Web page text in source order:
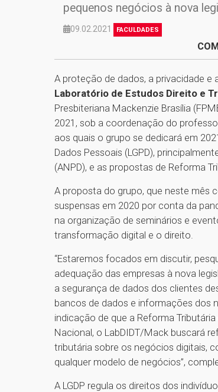
pequenos negócios à nova
09.02.2021 FACULDADES
A proteção de dados, a privacidade
Laboratório de Estudos Direito e
Presbiteriana Mackenzie Brasília
2021, sob a coordenação do
aos quais o grupo se dedicará em
Dados Pessoais (LGPD),
(ANPD), e as propostas de Reforma
A proposta do grupo, que neste mês
suspensas em 2020 por conta da
na organização de seminários e
transformação digital e o direito.
“Estaremos focados em discutir,
adequação das empresas à nova
a segurança de dados dos clientes
bancos de dados e informações dos
indicação de que a Reforma
Nacional, o LabDIDT/Mack buscará
tributária sobre os negócios digitais,
qualquer modelo de negócios”,
A LGDP regula os direitos dos